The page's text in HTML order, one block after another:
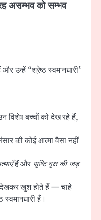
असम्भव को सम्भव
उन्हें “श्रेष्ठ स्वमानधारी”
विशेष बच्चों को देख रहे हैं,
की कोई आत्मा वैसा नहीं
हैं और सृष्टि वृक्ष की जड़
देखकर खुश होते हैं — चाहे
स्वमानधारी हैं।